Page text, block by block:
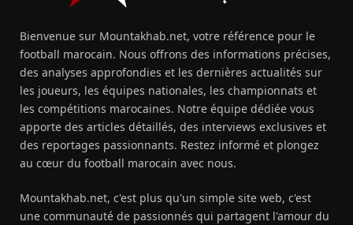
Bienvenue sur Mountakhab.net, votre référence pour le
football marocain. Nous offrons des informations précises,
des analyses approfondies et les dernières actualités sur
les joueurs, les équipes nationales, les championnats et
les compétitions marocaines. Notre équipe dédiée vous
apporte des articles détaillés, des interviews exclusives et
des reportages passionnants. Restez informé et plongez
au cœur du football marocain avec nous.
Mountakhab.net, c'est plus qu'un simple site web, c'est
une communauté de passionnés qui partagent l'amour du